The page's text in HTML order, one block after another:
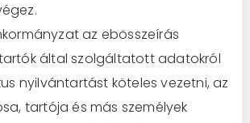
az ebösszeírás
által szolgáltatott adatokról
nyilvántartást kötelesvezetni, az
tartója és más személyek